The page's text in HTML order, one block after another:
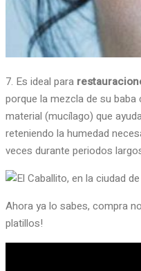
7. Es ideal para
porque la mezcla de su
material (mucílago) que
reteniendo la humedad
veces durante periodos
Ahora ya lo sabes, compra
platillos!